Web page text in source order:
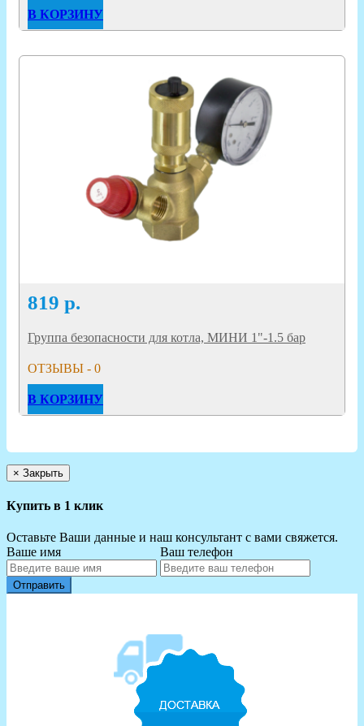
В КОРЗИНУ
819 р.
Группа безопасности для котла, МИНИ 1"-1.5 бар
ОТЗЫВЫ - 0
В КОРЗИНУ
× Закрыть
Купить в 1 клик
Оставьте Ваши данные и наш консультант с вами свяжется.
Ваше имя
Ваш телефон
Отправить